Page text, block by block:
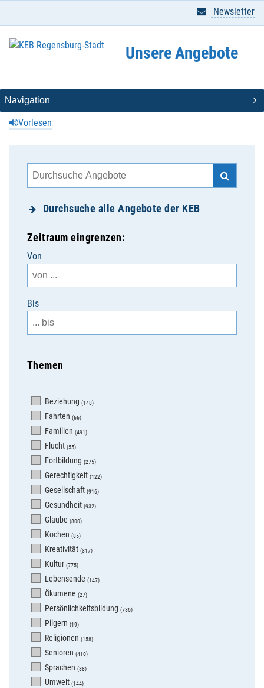
Vorlesen
Newsletter
Unsere Angebote
Durchsuche alle Angebote der KEB
Zeitraum eingrenzen:
Von
Bis
Themen
Beziehung (148)
Fahrten (66)
Familien (491)
Flucht (55)
Fortbildung (275)
Gerechtigkeit (122)
Gesellschaft (916)
Gesundheit (932)
Glaube (800)
Kochen (85)
Kreativität (317)
Kultur (775)
Lebensende (147)
Ökumene (27)
Persönlichkeitsbildung (786)
Pilgern (19)
Religionen (158)
Senioren (410)
Sprachen (88)
Umwelt (144)